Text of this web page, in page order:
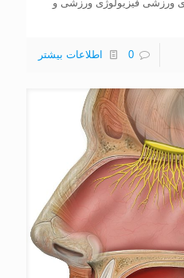
ورزشی فیزیولوژی ورزشی و
0 اطلاعات بیشتر